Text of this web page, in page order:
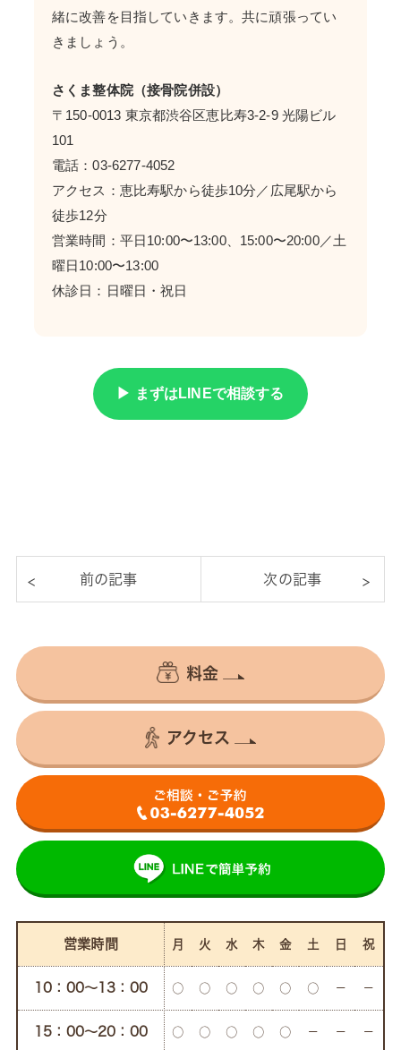
緒に改善を目指していきます。共に頑張ってい
きましょう。
さくま整体院（接骨院併設）
〒150-0013 東京都渋谷区恵比寿3-2-9 光陽ビル
101
電話：03-6277-4052
アクセス：恵比寿駅から徒歩10分／広尾駅から
徒歩12分
営業時間：平日10:00〜13:00、15:00〜20:00／土
曜日10:00〜13:00
休診日：日曜日・祝日
▶ まずはLINEで相談する
料金
アクセス
営業時間 月 火 水 木 金 土 日 祝
10：00〜13：00 ○ ○ ○ ○ ○ ○ － －
15：00〜20：00 ○ ○ ○ ○ ○ － － －